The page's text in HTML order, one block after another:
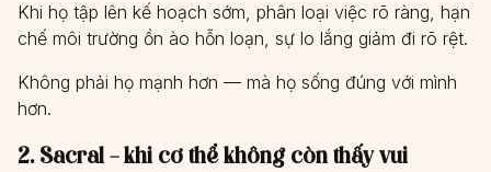
Khi họ tập lên kế hoạch sớm, phân loại việc rõ ràng, hạn
chế môi trường ồn ào hỗn loạn, sự lo lắng giảm đi rõ rệt.
Không phải họ mạnh hơn — mà họ sống đúng với mình
hơn.
2. Sacral – khi cơ thể không còn thấy vui